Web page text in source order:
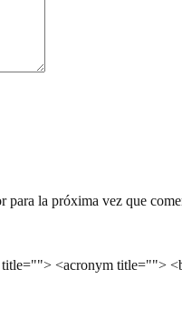
para la próxima vez que
<acronym title="">